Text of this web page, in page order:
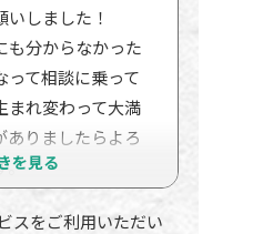
しました！
も分からなかった
って相談に乗って
まれ変わって大満
ありましたらよろ
。
スをご利用いただい